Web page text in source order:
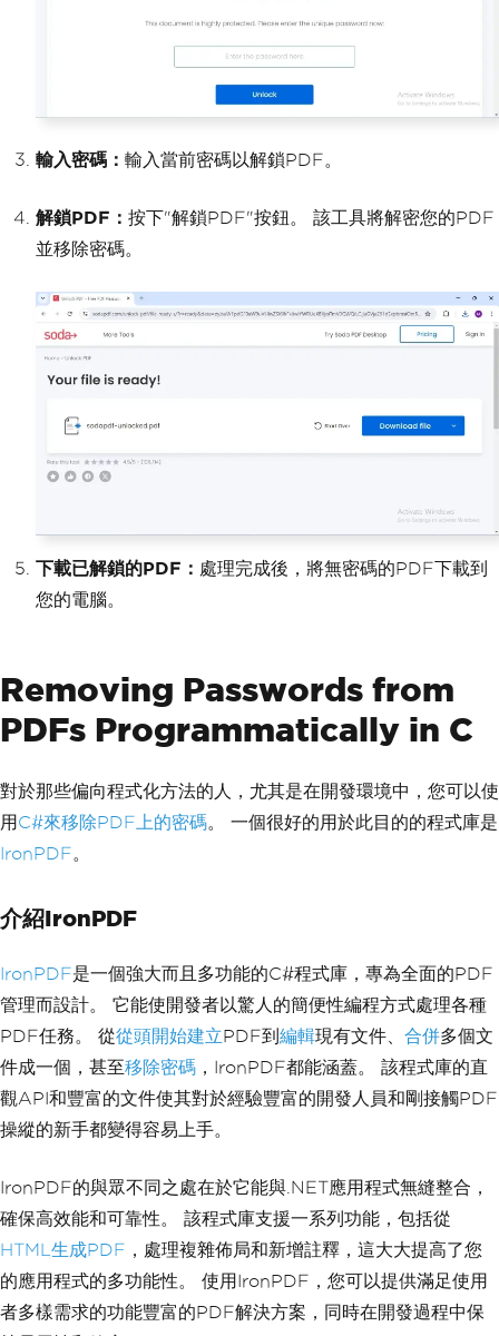
輸入密碼： 輸入當前密碼以解鎖PDF。
解鎖PDF： 按下"解鎖PDF"按鈕。 該工具將解密您的PDF
並移除密碼。
下載已解鎖的PDF： 處理完成後，將無密碼的PDF下載到
您的電腦。
Removing Passwords from
PDFs Programmatically in C
對於那些偏向程式化方法的人，尤其是在開發環境中，您可以使
用 C#來移除PDF上的密碼。 一個很好的用於此目的的程式庫是
IronPDF。
介紹IronPDF
IronPDF是一個強大而且多功能的C#程式庫，專為全面的PDF
管理而設計。 它能使開發者以驚人的簡便性編程方式處理各種
PDF任務。 從從頭開始建立PDF到 編輯現有文件、 合併多個文
件成一個，甚至移除密碼 ，IronPDF都能涵蓋。 該程式庫的直
觀API和豐富的文件使其對於經驗豐富的開發人員和剛接觸PDF
操縱的新手都變得容易上手。
IronPDF的與眾不同之處在於它能與.NET應用程式無縫整合，
確保高效能和可靠性。 該程式庫支援一系列功能，包括從
HTML生成PDF ，處理複雜佈局和新增註釋，這大大提高了您
的應用程式的多功能性。 使用IronPDF，您可以提供滿足使用
者多樣需求的功能豐富的PDF解決方案，同時在開發過程中保